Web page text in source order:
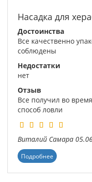
Насадка для
Достоинства
Все качественно
соблюдены
Недостатки
нет
Отзыв
Все получил во
способ ловли
Виталий Самара
Подробнее